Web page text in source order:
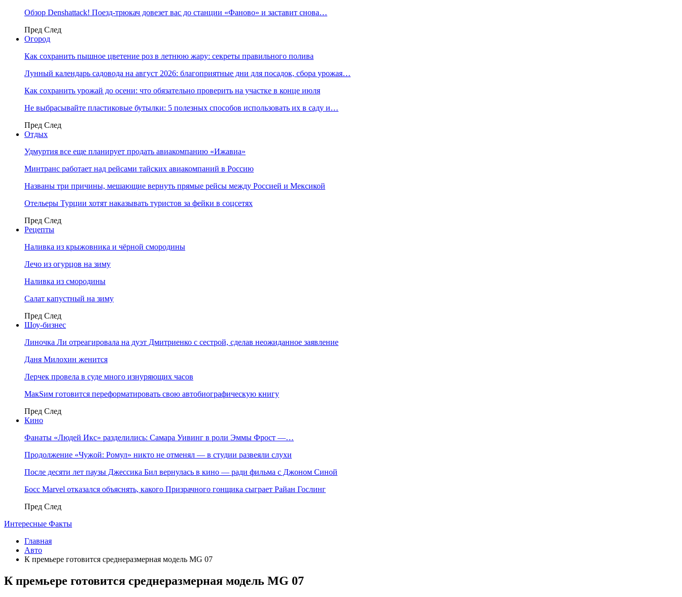
Обзор Denshattack! Поезд-трюкач довезет вас до станции «Фаново» и заставит снова…
Пред След
Огород
Как сохранить пышное цветение роз в летнюю жару: секреты правильного полива
Лунный календарь садовода на август 2026: благоприятные дни для посадок, сбора урожая…
Как сохранить урожай до осени: что обязательно проверить на участке в конце июля
Не выбрасывайте пластиковые бутылки: 5 полезных способов использовать их в саду и…
Пред След
Отдых
Удмуртия все еще планирует продать авиакомпанию «Ижавиа»
Минтранс работает над рейсами тайских авиакомпаний в Россию
Названы три причины, мешающие вернуть прямые рейсы между Россией и Мексикой
Отельеры Турции хотят наказывать туристов за фейки в соцсетях
Пред След
Рецепты
Наливка из крыжовника и чёрной смородины
Лечо из огурцов на зиму
Наливка из смородины
Салат капустный на зиму
Пред След
Шоу-бизнес
Линочка Ли отреагировала на дуэт Дмитриенко с сестрой, сделав неожиданное заявление
Даня Милохин женится
Лерчек провела в суде много изнуряющих часов
МакSим готовится переформатировать свою автобиографическую книгу
Пред След
Кино
Фанаты «Людей Икс» разделились: Самара Уивинг в роли Эммы Фрост —…
Продолжение «Чужой: Ромул» никто не отменял — в студии развеяли слухи
После десяти лет паузы Джессика Бил вернулась в кино — ради фильма с Джоном Синой
Босс Marvel отказался объяснять, какого Призрачного гонщика сыграет Райан Гослинг
Пред След
Интересные Факты
Главная
Авто
К премьере готовится среднеразмерная модель MG 07
К премьере готовится среднеразмерная модель MG 07